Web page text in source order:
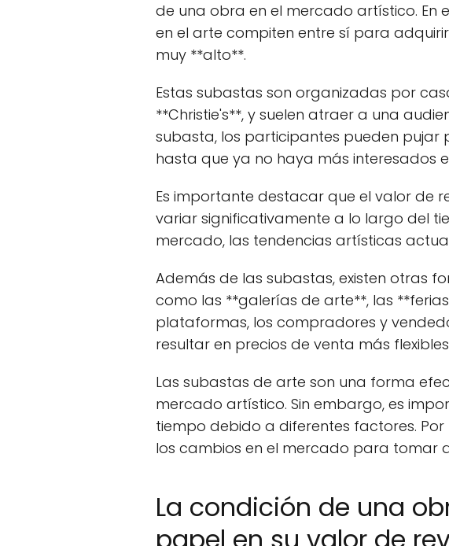
de una obra en el mercado artístico. En
en el arte compiten entre sí para
muy **alto**.
Estas subastas son organizadas por
**Christie's**, y suelen atraer a una
subasta, los participantes pueden
hasta que ya no haya más interesados
Es importante destacar que el valor de
variar significativamente a lo largo del
mercado, las tendencias artísticas
Además de las subastas, existen otras
como las **galerías de arte**, las
plataformas, los compradores y
resultar en precios de venta más
Las subastas de arte son una forma
mercado artístico. Sin embargo, es
tiempo debido a diferentes factores.
los cambios en el mercado para tomar
La condición de una